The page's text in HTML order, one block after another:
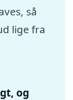
så
lige fra
og